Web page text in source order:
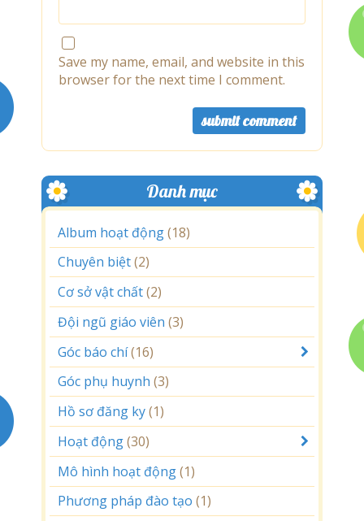
Save my name, email, and website in this
browser for the next time I comment.
Danh mục
Album hoạt động(18)
Chuyên biệt(2)
Cơ sở vật chất(2)
Đội ngũ giáo viên (3)
Góc báo chí(16)
Góc phụ huynh (3)
Hồ sơ đăng ky(1)
Hoạt động(30)
Mô hình hoạt động(1)
Phương pháp đào tạo (1)